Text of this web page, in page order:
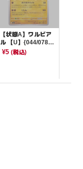
【状態A】ワルビア
ル 【U】{044/078}
[SV1S]
¥5 (税込)